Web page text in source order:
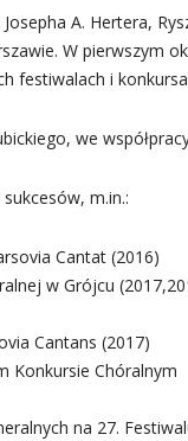
A. Hertera,
W pierwszym
festiwalach i
we
m.in.:
Cantat (2016)
w Grójcu
Cantans (2017)
Konkursie Chóralnym
na 27.